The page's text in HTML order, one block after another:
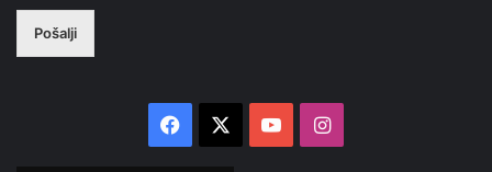
Pošalji
Facebook YouTubeInstagram